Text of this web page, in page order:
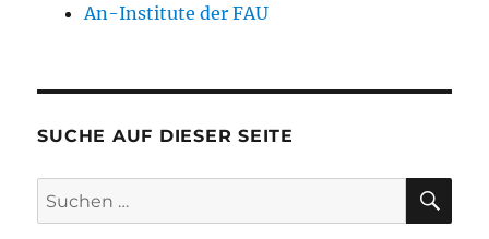
An-Institute der FAU
SUCHE AUF DIESER SEITE
Suchen
nach: